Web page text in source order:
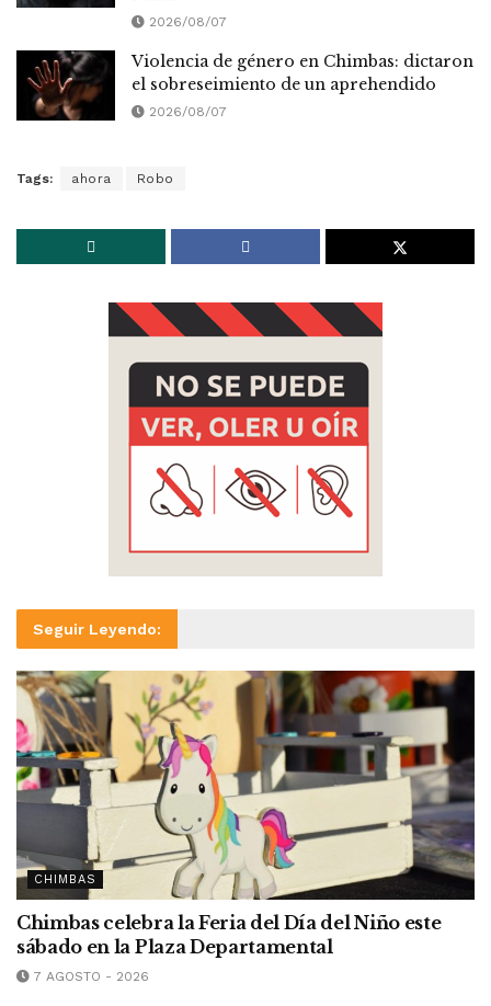
2026/08/07
Violencia de género en Chimbas: dictaron
el sobreseimiento de un aprehendido
2026/08/07
Tags: ahora Robo
Seguir Leyendo:
CHIMBAS
Chimbas celebra la Feria del Día del Niño este
sábado en la Plaza Departamental
7 AGOSTO - 2026